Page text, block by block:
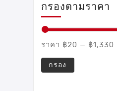
กรองตามราคา
กรอง
ราคา ฿20 — ฿1,330